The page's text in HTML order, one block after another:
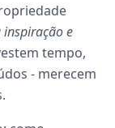
e
tempo,
- merecem